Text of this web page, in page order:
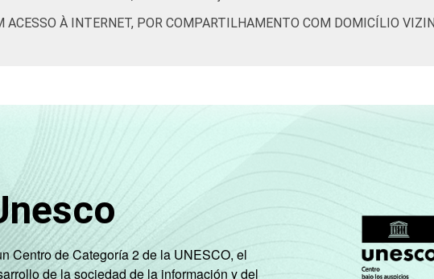
comunicação nos domicílios brasileiros - TIC Domicílios 2020 (Edição
ACESSO À INTERNET, POR COMPARTILHAMENTO COM DOMICÍLIO
Centro de Categoría 2 de la UNESCO, el
de la sociedad de la información y del